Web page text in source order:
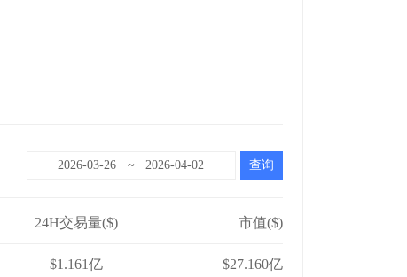
~
24H交易量($) 市值($)
$1.161亿 $27.160亿